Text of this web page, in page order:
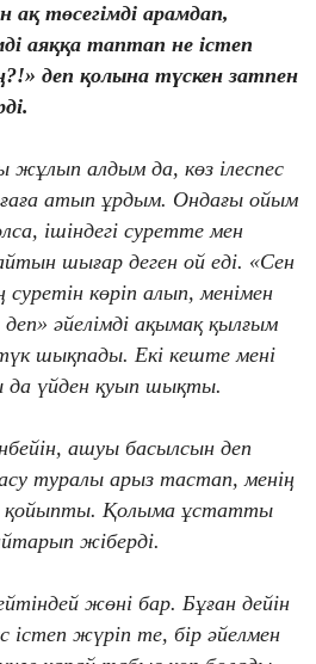
ақ төсегімді арамдап,
аяққа таптап не істеп
деп қолына түскен затпен
алдым да, көз ілеспес
атып ұрдым. Ондағы ойым
ішіндегі суретте мен
шығар деген ой еді. «Сен
суретін көріп алып, менімен
әйелімді ақымақ қылғым
шықпады. Екі кеште мені
да үйден қуып шықты.
ашуы басылсын деп
туралы арыз тастап, менің
қойыпты. Қолыма ұстатты
жіберді.
жөні бар. Бұған дейін
жүріп те, бір әйелмен